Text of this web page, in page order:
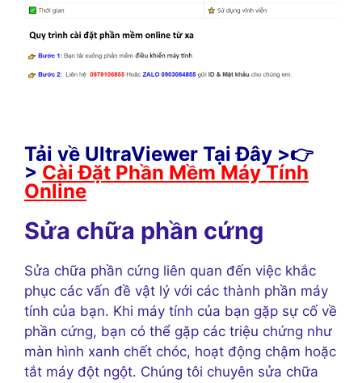
Tải về UltraViewer Tại Đây >👉
> Cài Đặt Phần Mềm Máy Tính
Online
Sửa chữa phần cứng
Sửa chữa phần cứng liên quan đến việc khắc
phục các vấn đề vật lý với các thành phần máy
tính của bạn. Khi máy tính của bạn gặp sự cố về
phần cứng, bạn có thể gặp các triệu chứng như
màn hình xanh chết chóc, hoạt động chậm hoặc
tắt máy đột ngột. Chúng tôi chuyên sửa chữa